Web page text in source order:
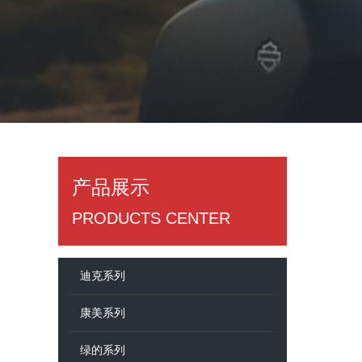
​PRODUCTS CENTER
产品展示
迪克系列
康美系列
绿的系列